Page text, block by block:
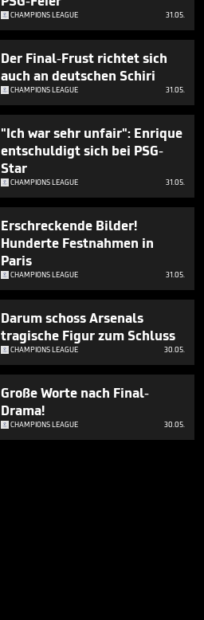
CHAMPIONS LEAGUE 31.05.
Der Final-Frust richtet sich
auch an deutschen Schiri
CHAMPIONS LEAGUE 31.05.
"Ich war sehr unfair": Enrique
entschuldigt sich bei PSG-
Star
CHAMPIONS LEAGUE 31.05.
Erschreckende Bilder!
Hunderte Festnahmen in
Paris
CHAMPIONS LEAGUE 31.05.
Darum schoss Arsenals
tragische Figur zum Schluss
CHAMPIONS LEAGUE 30.05.
Große Worte nach Final-
Drama!
CHAMPIONS LEAGUE 30.05.